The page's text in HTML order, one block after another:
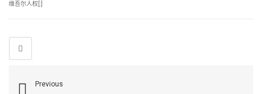
维吾尔人权[:]
Previous